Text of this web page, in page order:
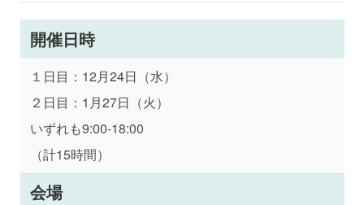
開催日時
１日目：12月24日（水）
２日目：1月27日（火）
いずれも9:00-18:00
（計15時間）
会場